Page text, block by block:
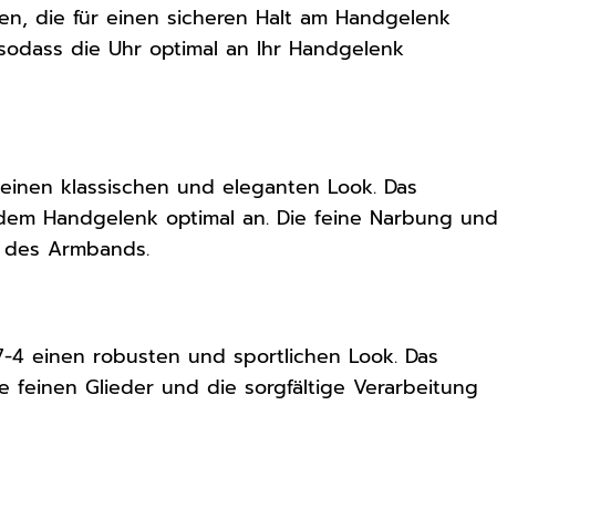
die für einen sicheren Halt am Handgelenk
die Uhr optimal an Ihr Handgelenk
klassischen und eleganten Look. Das
Handgelenk optimal an. Die feine Narbung und
Armbands.
4 einen robusten und sportlichen Look. Das
feinen Glieder und die sorgfältige Verarbeitung